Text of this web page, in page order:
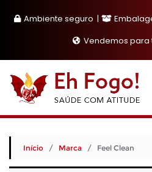
Ambiente seguro
Vendemos para
Início / Marca / Feel Clean